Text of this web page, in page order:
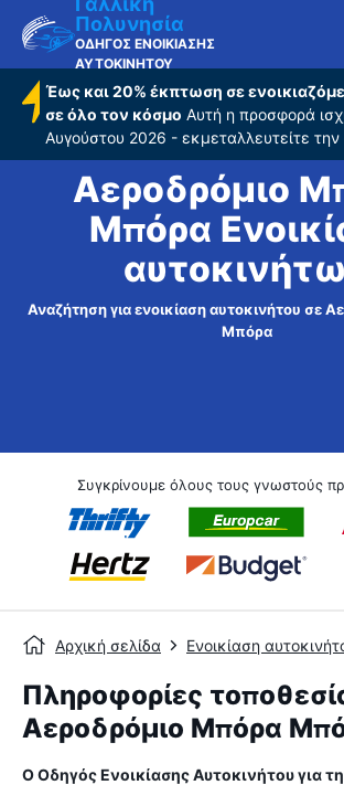
Πολυνησία
ΟΔΗΓΟΣ ΕΝΟΙΚΙΑΣΗΣ
ΑΥΤΟΚΙΝΗΤΟΥ
Έως και 20% έκπτωση σε
σε όλο τον κόσμο Αυτή η προσφορά
Αυγούστου 2026 - εκμεταλλευτείτε
Αεροδρόμιο
Μπόρα
Αναζήτηση για ενοικίαση αυτοκινήτου σε
Μπόρα
Συγκρίνουμε όλους τους γνωστούς
Αρχική σελίδα Ενοικίαση
Πληροφορίες
Αεροδρόμιο Μπόρα
Ο Οδηγός Ενοικίασης Αυτοκινήτου για